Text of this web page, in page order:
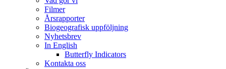
Filmer
Årsrapporter
Biogeografisk uppföljning
Nyhetsbrev
In English
Butterfly Indicators
Kontakta oss